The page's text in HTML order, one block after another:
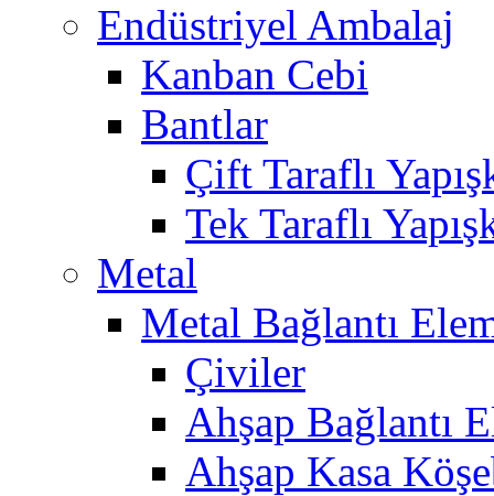
Endüstriyel Ambalaj
Kanban Cebi
Bantlar
Çift Taraflı
Tek Taraflı
Metal
Metal Bağlantı
Çiviler
Ahşap Bağlantı
Ahşap Kasa